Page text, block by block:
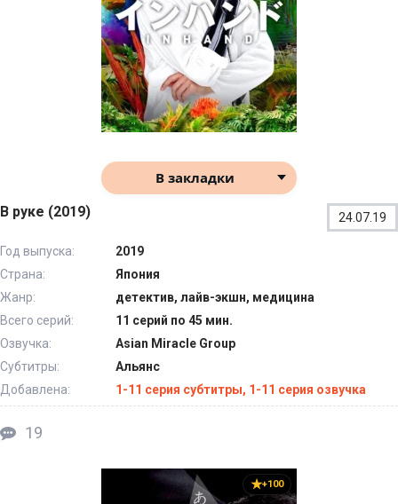
В закладки
В руке (2019) 24.07.19
Год выпуска:
2019
Страна:
Япония
Жанр:
детектив, лайв-экшн, медицина
Всего серий:
11 серий по 45 мин.
Озвучка:
Asian Miracle Group
Субтитры:
Альянс
Добавлена:
1-11 серия субтитры, 1-11 серия озвучка
19
+100